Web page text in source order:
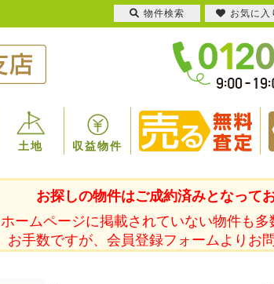
土地 収益物件
お探しの物件はご成約済みとなってお
ホームページに掲載されていない物件も多
お手数ですが、会員登録フォームよりお
物件検索 お気に入